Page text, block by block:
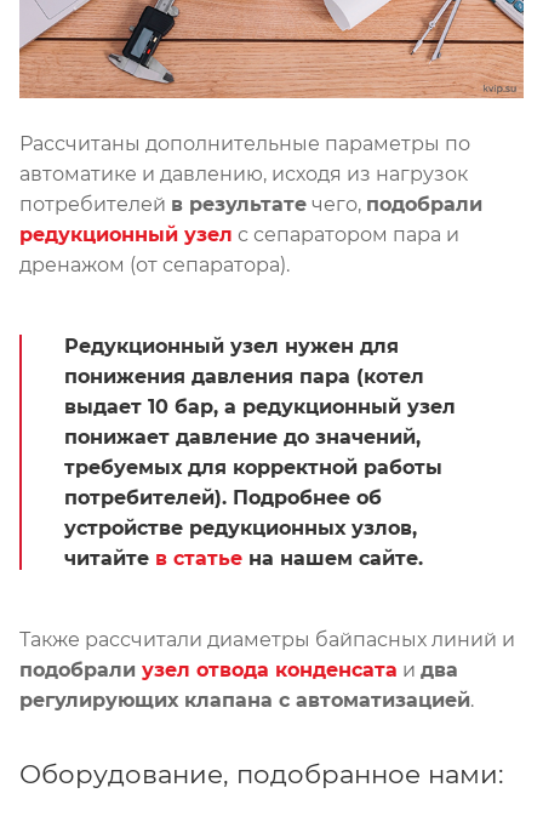
Рассчитаны дополнительные параметры по
автоматике и давлению, исходя из нагрузок
потребителей в результате чего, подобрали
редукционный узел с сепаратором пара и
дренажом (от сепаратора).
Редукционный узел нужен для
понижения давления пара (котел
выдает 10 бар, а редукционный узел
понижает давление до значений,
требуемых для корректной работы
потребителей). Подробнее об
устройстве редукционных узлов,
читайте в статье на нашем сайте.
Также рассчитали диаметры байпасных линий и
подобрали узел отвода конденсата и два
регулирующих клапана с автоматизацией.
Оборудование, подобранное нами: